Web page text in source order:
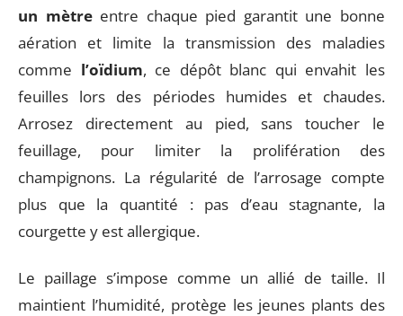
un mètreentre chaque pied garantit une bonne
aération et limite la transmission des maladies
comme l’oïdium, ce dépôt blanc qui envahit les
feuilles lors des périodes humides et chaudes.
Arrosez directement au pied, sans toucher le
feuillage, pour limiter la prolifération des
champignons. La régularité de l’arrosage compte
plus que la quantité : pas d’eau stagnante, la
courgette y est allergique.
Le paillage s’impose comme un allié de taille. Il
maintient l’humidité, protège les jeunes plants des